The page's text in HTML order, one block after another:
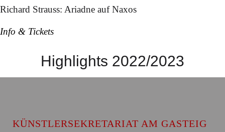
Richard Strauss: Ariadne auf Naxos
Info & Tickets
Highlights 2022/2023
KÜNSTLERSEKRETARIAT AM GASTEIG